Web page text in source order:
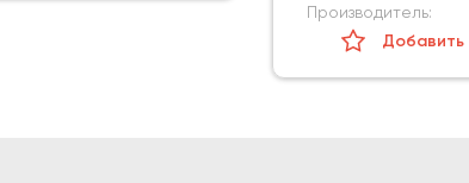
Производитель:
Добавить